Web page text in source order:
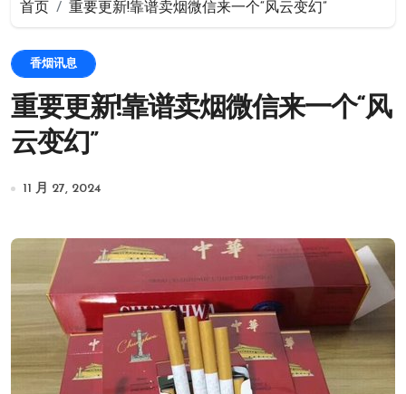
首页 重要更新!靠谱卖烟微信来一个“风云变幻”
香烟讯息
重要更新!靠谱卖烟微信来一个“风
云变幻”
11 月 27, 2024